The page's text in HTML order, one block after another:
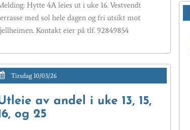
Hytte 4A leies ut i uke 16. Vestvendt
med sol hele dagen og fri utsikt mot
Kontakt eier på tlf. 92849854
Tirsdag 10/03/26
av andel i uke 13, 15,
og 25